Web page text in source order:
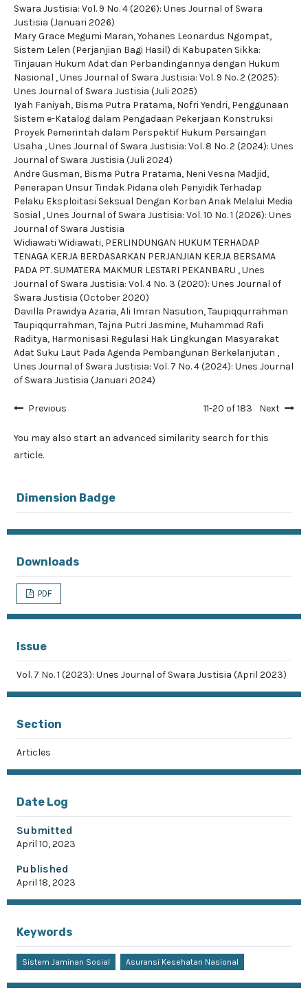
Swara Justisia: Vol. 9 No. 4 (2026): Unes Journal of Swara
Justisia (Januari 2026)
Mary Grace Megumi Maran, Yohanes Leonardus Ngompat,
Sistem Lelen (Perjanjian Bagi Hasil) di Kabupaten Sikka:
Tinjauan Hukum Adat dan Perbandingannya dengan Hukum
Nasional ,Unes Journal of Swara Justisia: Vol. 9 No. 2 (2025):
Unes Journal of Swara Justisia (Juli 2025)
Iyah Faniyah, Bisma Putra Pratama, Nofri Yendri, Penggunaan
Sistem e-Katalog dalam Pengadaan Pekerjaan Konstruksi
Proyek Pemerintah dalam Perspektif Hukum Persaingan
Usaha ,Unes Journal of Swara Justisia: Vol. 8 No. 2 (2024): Unes
Journal of Swara Justisia (Juli 2024)
Andre Gusman, Bisma Putra Pratama, Neni Vesna Madjid,
Penerapan Unsur Tindak Pidana oleh Penyidik Terhadap
Pelaku Eksploitasi Seksual Dengan Korban Anak Melalui Media
Sosial ,Unes Journal of Swara Justisia: Vol. 10 No. 1 (2026): Unes
Journal of Swara Justisia
Widiawati Widiawati, PERLINDUNGAN HUKUM TERHADAP
TENAGA KERJA BERDASARKAN PERJANJIAN KERJA BERSAMA
PADA PT. SUMATERA MAKMUR LESTARI PEKANBARU ,Unes
Journal of Swara Justisia: Vol. 4 No. 3 (2020): Unes Journal of
Swara Justisia (October 2020)
Davilla Prawidya Azaria, Ali Imran Nasution, Taupiqqurrahman
Taupiqqurrahman, Tajna Putri Jasmine, Muhammad Rafi
Raditya, Harmonisasi Regulasi Hak Lingkungan Masyarakat
Adat Suku Laut Pada Agenda Pembangunan Berkelanjutan ,
Unes Journal of Swara Justisia: Vol. 7 No. 4 (2024): Unes Journal
of Swara Justisia (Januari 2024)
Previous 11-20 of 183 Next
You may also start an advanced similarity search for this
article.
Dimension Badge
Downloads
PDF
Issue
Vol. 7 No. 1 (2023): Unes Journal of Swara Justisia (April 2023)
Section
Articles
Date Log
Submitted
April 10, 2023
Published
April 18, 2023
Keywords
Sistem Jaminan Sosial Asuransi Kesehatan Nasional